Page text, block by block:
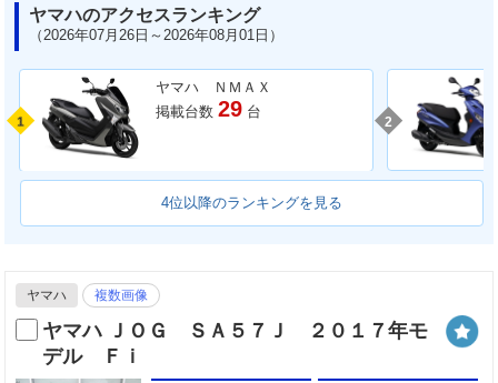
ヤマハのアクセスランキング
（2026年07月26日～2026年08月01日）
1
ヤマハ ＮＭＡＸ
掲載台数 29 台
2
4位以降のランキングを見る
ヤマハ 複数画像
ヤマハ ＪＯＧ ＳＡ５７Ｊ ２０１７年モ
デル Ｆｉ